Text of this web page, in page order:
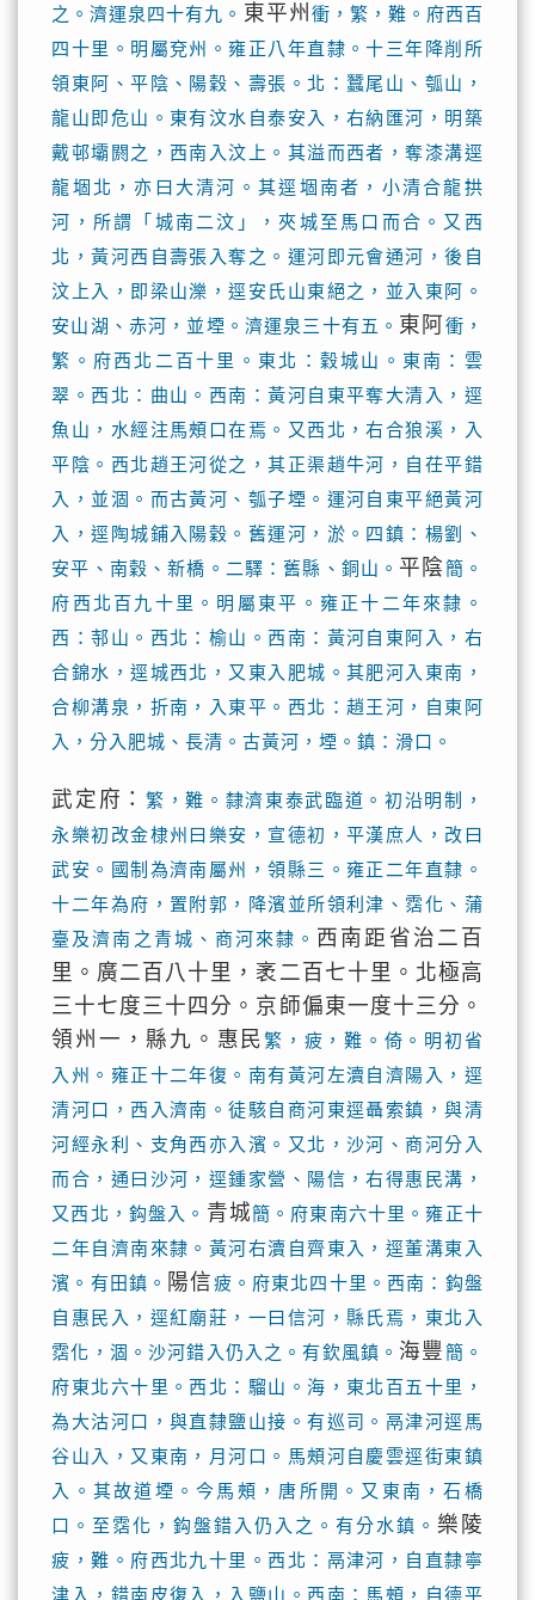
之。濟運泉四十有九。 東平州 衝，繁，難。府西百
四十里。明屬兗州。雍正八年直隸。十三年降削所
領東阿、平陰、陽穀、壽張。北：蠶尾山、瓠山，
龍山即危山。東有汶水自泰安入，右納匯河，明築
戴邨壩閼之，西南入汶上。其溢而西者，奪漆溝逕
龍堌北，亦曰大清河。其逕堌南者，小清合龍拱
河，所謂「城南二汶」，夾城至馬口而合。又西
北，黃河西自壽張入奪之。運河即元會通河，後自
汶上入，即梁山濼，逕安氏山東絕之，並入東阿。
安山湖、赤河，並堙。濟運泉三十有五。 東阿 衝，
繁。府西北二百十里。東北：穀城山。東南：雲
翠。西北：曲山。西南：黃河自東平奪大清入，逕
魚山，水經注馬頰口在焉。又西北，右合狼溪，入
平陰。西北趙王河從之，其正渠趙牛河，自茌平錯
入，並涸。而古黃河、瓠子堙。運河自東平絕黃河
入，逕陶城鋪入陽穀。舊運河，淤。四鎮：楊劉、
安平、南穀、新橋。二驛：舊縣、銅山。 平陰簡。
府西北百九十里。明屬東平。雍正十二年來隸。
西：邿山。西北：榆山。西南：黃河自東阿入，右
合錦水，逕城西北，又東入肥城。其肥河入東南，
合柳溝泉，折南，入東平。西北：趙王河，自東阿
入，分入肥城、長清。古黃河，堙。鎮：滑口。
武定府： 繁，難。隸濟東泰武臨道。初沿明制，
永樂初改金棣州曰樂安，宣德初，平漢庶人，改曰
武安。國制為濟南屬州，領縣三。雍正二年直隸。
十二年為府，置附郭，降濱並所領利津、霑化、蒲
臺及濟南之青城、商河來隸。 西南距省治二百
里。廣二百八十里，袤二百七十里。北極高
三十七度三十四分。京師偏東一度十三分。
領州一，縣九。惠民繁，疲，難。倚。明初省
入州。雍正十二年復。南有黃河左瀆自濟陽入，逕
清河口，西入濟南。徒駭自商河東逕聶索鎮，與清
河經永利、支角西亦入濱。又北，沙河、商河分入
而合，通曰沙河，逕鍾家營、陽信，右得惠民溝，
又西北，鈎盤入。 青城簡。府東南六十里。雍正十
二年自濟南來隸。黃河右瀆自齊東入，逕董溝東入
濱。有田鎮。 陽信疲。府東北四十里。西南：鈎盤
自惠民入，逕紅廟莊，一曰信河，縣氏焉，東北入
霑化，涸。沙河錯入仍入之。有欽風鎮。 海豐簡。
府東北六十里。西北：騮山。海，東北百五十里，
為大沽河口，與直隸鹽山接。有巡司。鬲津河逕馬
谷山入，又東南，月河口。馬頰河自慶雲逕街東鎮
入。其故道堙。今馬頰，唐所開。又東南，石橋
口。至霑化，鈎盤錯入仍入之。有分水鎮。 樂陵
疲，難。府西北九十里。西北：鬲津河，自直隸寧
津入，錯南皮復入，入鹽山。西南：馬頰，自德平